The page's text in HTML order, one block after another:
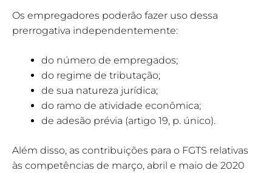
Os empregadores poderão fazer uso dessa
prerrogativa independentemente:
do número de empregados;
do regime de tributação;
de sua natureza jurídica;
do ramo de atividade econômica;
de adesão prévia (artigo 19, p. único).
Além disso, as contribuições para o FGTS relativas
às competências de março, abril e maio de 2020